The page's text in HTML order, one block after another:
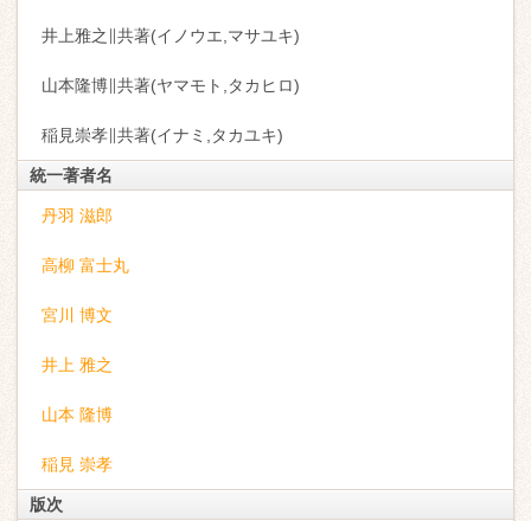
井上雅之∥共著(イノウエ,マサユキ)
山本隆博∥共著(ヤマモト,タカヒロ)
稲見崇孝∥共著(イナミ,タカユキ)
統一著者名
丹羽 滋郎
高柳 富士丸
宮川 博文
井上 雅之
山本 隆博
稲見 崇孝
版次